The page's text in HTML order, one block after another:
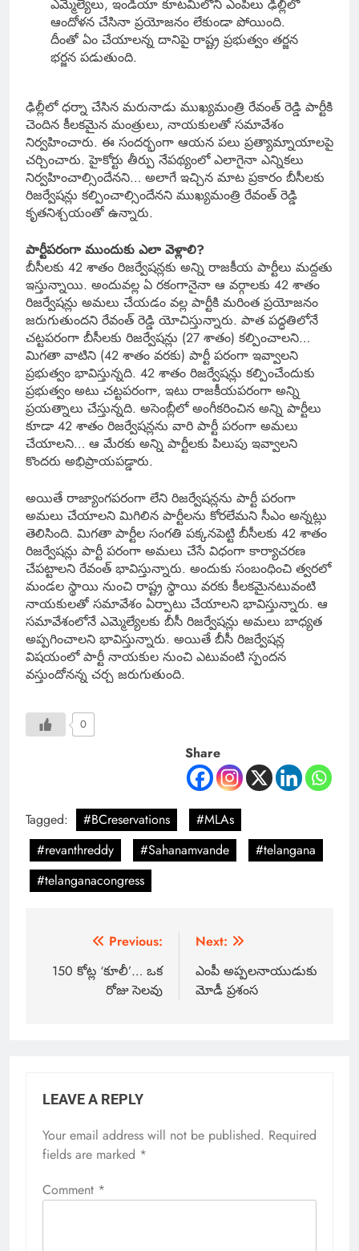
ఎమ్మెల్యేలు, ఇండియా కూటమిలోని ఎంపీలు ఢిల్లీలో
ఆందోళన చేసినా ప్రయోజనం లేకుండా పోయింది.
దీంతో ఏం చేయాలన్న దానిపై రాష్ట్ర ప్రభుత్వం తర్జన
భర్జన పడుతుంది.
ఢిల్లీలో ధర్నా చేసిన మరునాడు ముఖ్యమంత్రి రేవంత్ రెడ్డి పార్టీకి
చెందిన కీలకమైన మంత్రులు, నాయకులతో సమావేశం
నిర్వహించారు. ఈ సందర్భంగా ఆయన పలు ప్రత్యామ్నాయాలపై
చర్చించారు. హైకోర్టు తీర్పు నేపథ్యంలో ఎలాగైనా ఎన్నికలు
నిర్వహించాల్సిందేనని… అలాగే ఇచ్చిన మాట ప్రకారం బీసీలకు
రిజర్వేషన్లు కల్పించాల్సిందేనని ముఖ్యమంత్రి రేవంత్ రెడ్డి
కృతనిశ్చయంతో ఉన్నారు.
పార్టీపరంగా ముందుకు ఎలా వెళ్లాలి?
బీసీలకు 42 శాతం రిజర్వేషన్లకు అన్ని రాజకీయ పార్టీలు మద్దతు
ఇస్తున్నాయి. అందువల్ల ఏ రకంగానైనా ఆ వర్గాలకు 42 శాతం
రిజర్వేషన్లు అమలు చేయడం వల్ల పార్టీకి మరింత ప్రయోజనం
జరుగుతుందని రేవంత్ రెడ్డి యోచిస్తున్నారు. పాత పద్ధతిలోనే
చట్టపరంగా బీసీలకు రిజర్వేషన్లు (27 శాతం) కల్పించాలని…
మిగతా వాటిని (42 శాతం వరకు) పార్టీ పరంగా ఇవ్వాలని
ప్రభుత్వం భావిస్తున్నది. 42 శాతం రిజర్వేషన్లు కల్పించేందుకు
ప్రభుత్వం అటు చట్టపరంగా, ఇటు రాజకీయపరంగా అన్ని
ప్రయత్నాలు చేస్తున్నది. అసెంబ్లీలో అంగీకరించిన అన్ని పార్టీలు
కూడా 42 శాతం రిజర్వేషన్లను వారి పార్టీ పరంగా అమలు
చేయాలని… ఆ మేరకు అన్ని పార్టీలకు పిలుపు ఇవ్వాలని
కొందరు అభిప్రాయపడ్డారు.
అయితే రాజ్యాంగపరంగా లేని రిజర్వేషన్లను పార్టీ పరంగా
అమలు చేయాలని మిగిలిన పార్టీలను కోరలేమని సీఎం అన్నట్లు
తెలిసింది. మిగతా పార్టీల సంగతి పక్కనపెట్టి బీసీలకు 42 శాతం
రిజర్వేషన్లు పార్టీ పరంగా అమలు చేసే విధంగా కార్యాచరణ
చేపట్టాలని రేవంత్ భావిస్తున్నారు. అందుకు సంబంధించి త్వరలో
మండల స్థాయి నుంచి రాష్ట్ర స్థాయి వరకు కీలకమైనటువంటి
నాయకులతో సమావేశం ఏర్పాటు చేయాలని భావిస్తున్నారు. ఆ
సమావేశంలోనే ఎమ్మెల్యేలకు బీసీ రిజర్వేషన్లు అమలు బాధ్యత
అప్పగించాలని భావిస్తున్నారు. అయితే బీసీ రిజర్వేషన్ల
విషయంలో పార్టీ నాయకుల నుంచి ఎటువంటి స్పందన
వస్తుందోనన్న చర్చ జరుగుతుంది.
0
Share
Tagged: #BCreservations
#MLAs
#revanthreddy
#Sahanamvande
#telangana
#telanganacongress
Previous:
150 కోట్ల ‘కూలీ’… ఒక
రోజు సెలవు
Next:
ఎంపీ అప్పలనాయుడుకు
మోడీ ప్రశంస
LEAVE A REPLY
Your email address will not be published. Required
fields are marked *
Comment *